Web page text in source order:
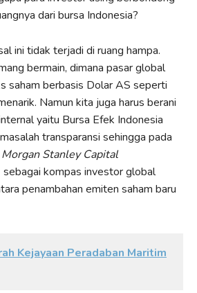
dari bursa Indonesia?
ini tidak terjadi di ruang hampa.
bermain, dimana pasar global
saham berbasis Dolar AS seperti
Namun kita juga harus berani
yaitu Bursa Efek Indonesia
transparansi sehingga pada
Morgan Stanley Capital
kompas investor global
penambahan emiten saham baru
Kejayaan Peradaban Maritim